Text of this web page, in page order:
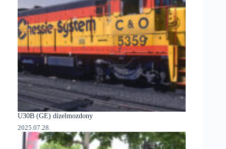
U30B (GE) dízelmozdony
2025.07.28.